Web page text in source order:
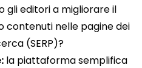
gli editori a migliorare il
contenuti nelle pagine dei
(SERP)?
la piattaforma semplifica